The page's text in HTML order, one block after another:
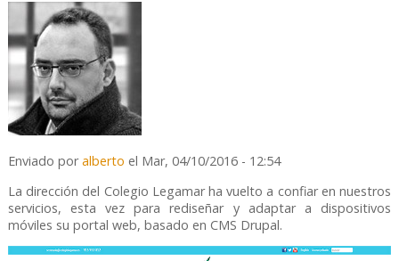
Enviado poralberto el Mar, 04/10/2016 - 12:54
La dirección del Colegio Legamar ha vuelto a confiar en nuestros
servicios, esta vez para rediseñar y adaptar a dispositivos
móviles su portal web, basado en CMS Drupal.